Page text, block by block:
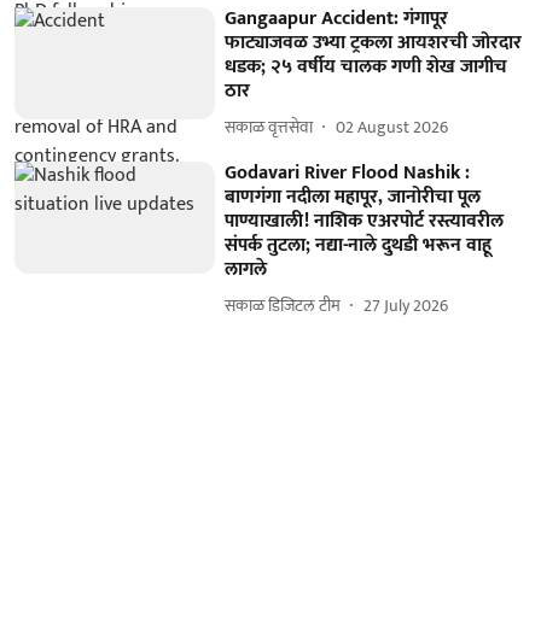
Gangaapur Accident: गंगापूर
फाट्याजवळ उभ्या ट्रकला आयशरची जोरदार
धडक; २५ वर्षीय चालक गणी शेख जागीच
ठार
सकाळ वृत्तसेवा 02 August 2026
Godavari River Flood Nashik :
बाणगंगा नदीला महापूर, जानोरीचा पूल
पाण्याखाली! नाशिक एअरपोर्ट रस्त्यावरील
संपर्क तुटला; नद्या-नाले दुथडी भरून वाहू
लागले
सकाळ डिजिटल टीम 27 July 2026